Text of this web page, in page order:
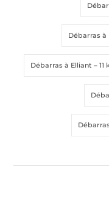
Débarras à
Débarras à Elliant – 11